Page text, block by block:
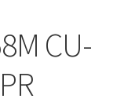
CU-